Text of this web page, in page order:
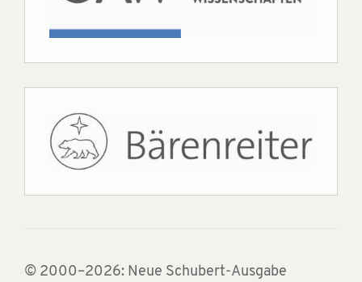
© 2000–2026: Neue Schubert-Ausgabe